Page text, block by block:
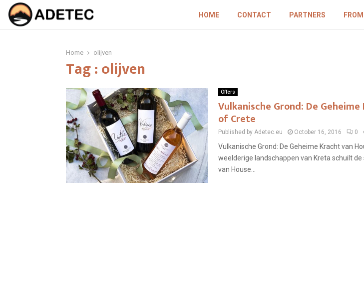
HOME CONTACT PARTNERS
Home olijven
Tag : olijven
Offers
Vulkanische Grond: De
of Crete
Published by Adetec.eu October 16, 2016 0
Vulkanische Grond: De Geheime Kracht van
weelderige landschappen van Kreta schuilt
van House...